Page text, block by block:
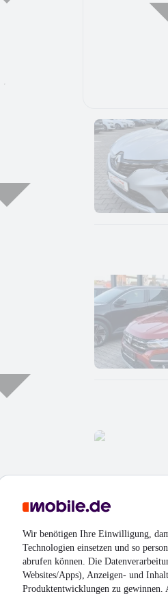
Wir benötigen Ihre Einwilligung,
Technologien einsetzen und so
abrufen können. Die
Websites/Apps), Anzeigen- und
Produktentwicklungen zu